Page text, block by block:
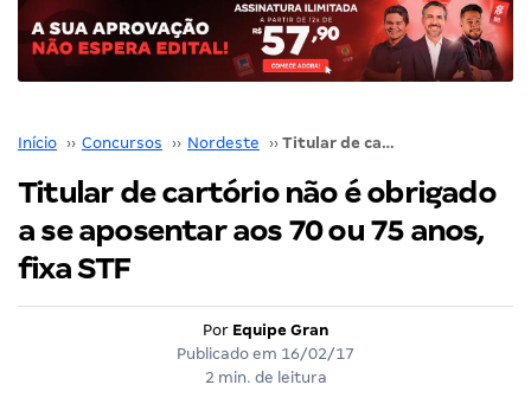
Início ›› Concursos ›› Nordeste ›› Titular de cartório não é obrigado a se aposentar aos 70 ou 75 anos, fixa STF
Titular de cartório não é obrigado
a se aposentar aos 70 ou 75 anos,
fixa STF
Por Equipe Gran
Publicado em 16/02/17
2 min. de leitura